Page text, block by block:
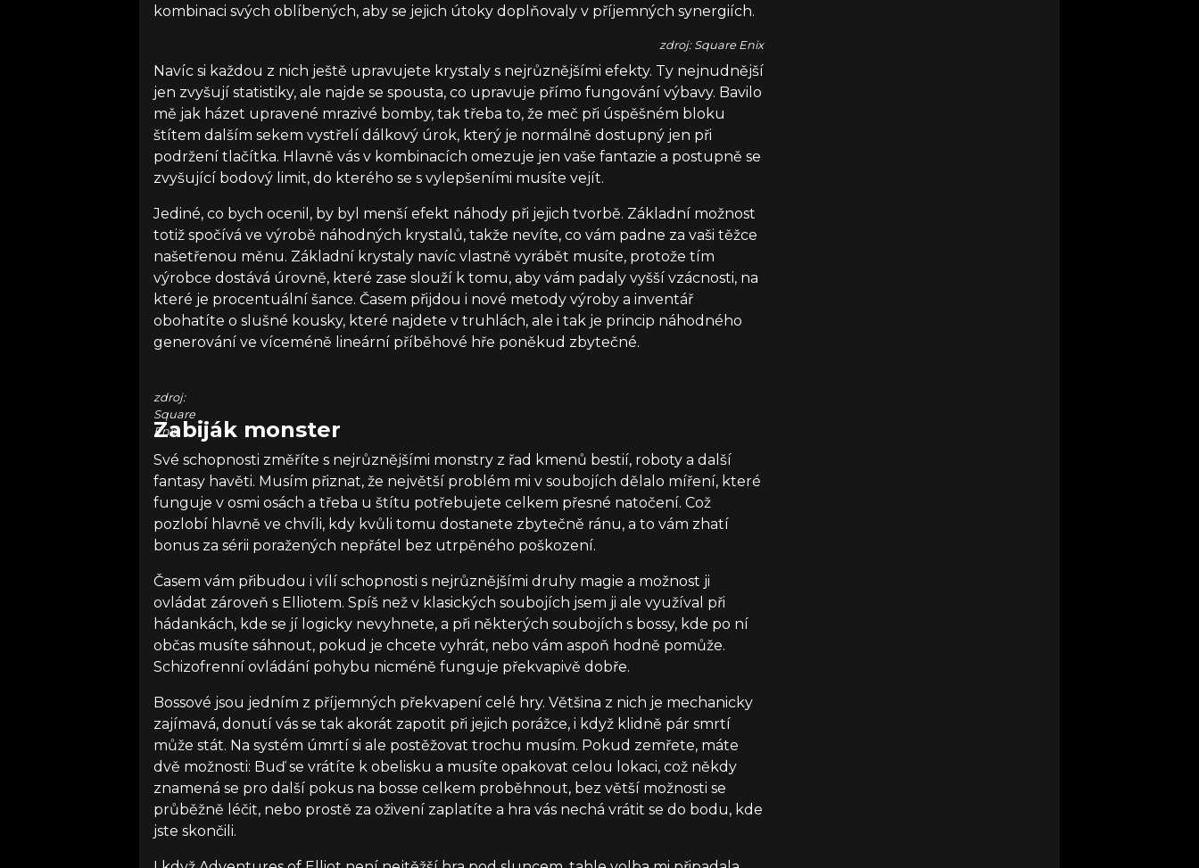
kombinaci svých oblíbených, aby se jejich útoky doplňovaly v příjemných synergiích.
zdroj: Square Enix
Navíc si každou z nich ještě upravujete krystaly s nejrůznějšími efekty. Ty nejnudnější
jen zvyšují statistiky, ale najde se spousta, co upravuje přímo fungování výbavy. Bavilo
mě jak házet upravené mrazivé bomby, tak třeba to, že meč při úspěšném bloku
štítem dalším sekem vystřelí dálkový úrok, který je normálně dostupný jen při
podržení tlačítka. Hlavně vás v kombinacích omezuje jen vaše fantazie a postupně se
zvyšující bodový limit, do kterého se s vylepšeními musíte vejít.
Jediné, co bych ocenil, by byl menší efekt náhody při jejich tvorbě. Základní možnost
totiž spočívá ve výrobě náhodných krystalů, takže nevíte, co vám padne za vaši těžce
našetřenou měnu. Základní krystaly navíc vlastně vyrábět musíte, protože tím
výrobce dostává úrovně, které zase slouží k tomu, aby vám padaly vyšší vzácnosti, na
které je procentuální šance. Časem přijdou i nové metody výroby a inventář
obohatíte o slušné kousky, které najdete v truhlách, ale i tak je princip náhodného
generování ve víceméně lineární příběhové hře poněkud zbytečné.
zdroj:
Square
Enix
Zabiják monster
Své schopnosti změříte s nejrůznějšími monstry z řad kmenů bestií, roboty a další
fantasy havěti. Musím přiznat, že největší problém mi v soubojích dělalo míření, které
funguje v osmi osách a třeba u štítu potřebujete celkem přesné natočení. Což
pozlobí hlavně ve chvíli, kdy kvůli tomu dostanete zbytečně ránu, a to vám zhatí
bonus za sérii poražených nepřátel bez utrpěného poškození.
Časem vám přibudou i vílí schopnosti s nejrůznějšími druhy magie a možnost ji
ovládat zároveň s Elliotem. Spíš než v klasických soubojích jsem ji ale využíval při
hádankách, kde se jí logicky nevyhnete, a při některých soubojích s bossy, kde po ní
občas musíte sáhnout, pokud je chcete vyhrát, nebo vám aspoň hodně pomůže.
Schizofrenní ovládání pohybu nicméně funguje překvapivě dobře.
Bossové jsou jedním z příjemných překvapení celé hry. Většina z nich je mechanicky
zajímavá, donutí vás se tak akorát zapotit při jejich porážce, i když klidně pár smrtí
může stát. Na systém úmrtí si ale postěžovat trochu musím. Pokud zemřete, máte
dvě možnosti: Buď se vrátíte k obelisku a musíte opakovat celou lokaci, což někdy
znamená se pro další pokus na bosse celkem proběhnout, bez větší možnosti se
průběžně léčit, nebo prostě za oživení zaplatíte a hra vás nechá vrátit se do bodu, kde
jste skončili.